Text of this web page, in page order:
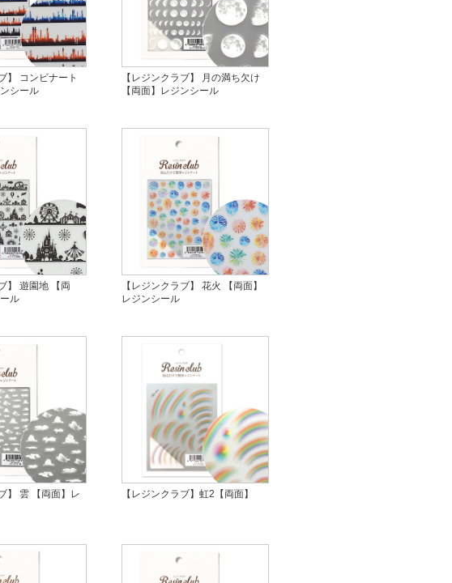
】 コンビナート
ンシール
【レジンクラブ】 月の満ち欠け
【両面】レジンシール
】 遊園地 【両
ル
【レジンクラブ】 花火 【両面】
レジンシール
】 雲 【両面】レ
【レジンクラブ】虹2【両面】